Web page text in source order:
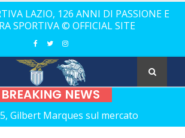
LAZIO, 126 ANNI DI PASSIONE E
SPORTIVA © OFFICIAL SITE
BREAKING NEWS
Gilbert Marques sul mercato